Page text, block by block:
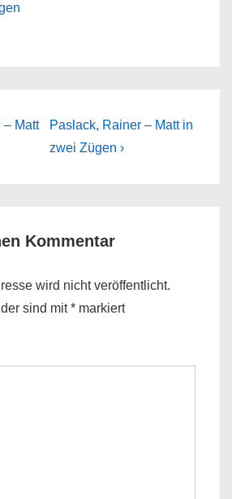
– Matt
Next
Post
Paslack, Rainer – Matt in
zwei Zügen ›
Kommentar
wird nicht veröffentlicht.
sind mit* markiert